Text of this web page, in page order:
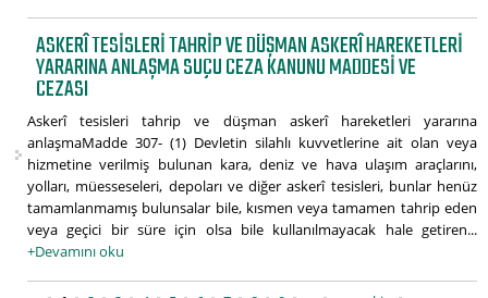
ASKERÎ TESISLERI TAHRIP VE DÜŞMAN ASKERÎ HAREKETLERI
YARARINA ANLAŞMA SUÇU CEZA KANUNU MADDESI VE
CEZASI
Askerî tesisleri tahrip ve düşman askerî hareketleri yararına
anlaşmaMadde 307- (1) Devletin silahlı kuvvetlerine ait olan veya
hizmetine verilmiş bulunan kara, deniz ve hava ulaşım araçlarını,
yolları, müesseseleri, depoları ve diğer askerî tesisleri, bunlar henüz
tamamlanmamış bulunsalar bile, kısmen veya tamamen tahrip eden
veya geçici bir süre için olsa bile kullanılmayacak hale getiren...
+Devamını oku